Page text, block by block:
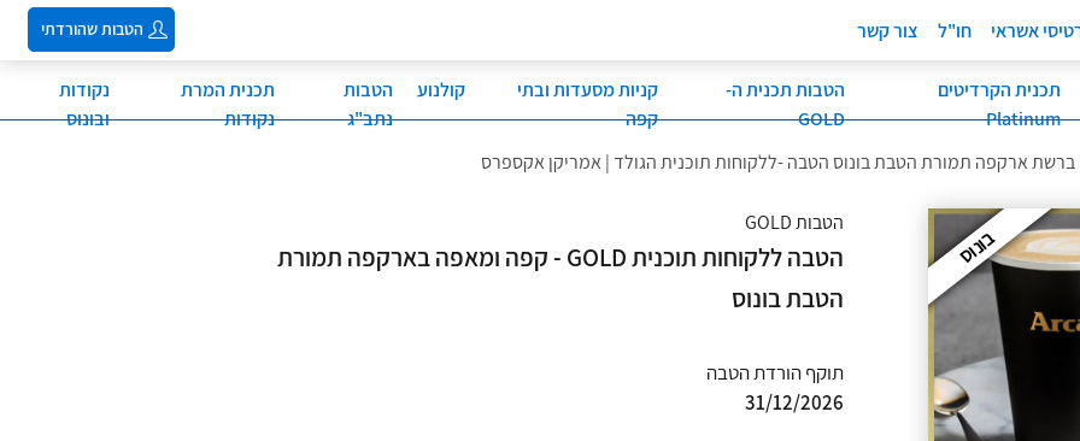
אשראי חו"ל צור קשר הטבות שהורדתי
נקודות
ובונוס
תכנית המרת
נקודות
הטבות
נתב"ג
קולנוע
קניות מסעדות ובתי
קפה
הטבות תכנית ה-
GOLD
תכנית הקרדיטים
Platinum
ארקפה תמורת הטבת בונוס הטבה -ללקוחות תוכנית הגולד | אמריקן אקספרס
בונוס
הטבות GOLD
הטבה ללקוחות תוכנית GOLD - קפה ומאפה בארקפה תמורת
הטבת בונוס
תוקף הורדת הטבה
31/12/2026